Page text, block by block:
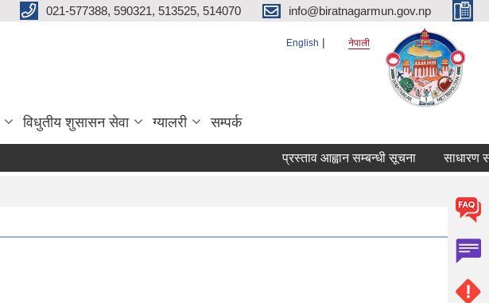
021-577388, 590321, 513525, 514070 info@biratnagarmun.gov.np
English नेपाली
विधुतीय शुसासन सेवा ग्यालरी सम्पर्क
प्रस्ताव आह्वान सम्बन्धी सूचना साधारण